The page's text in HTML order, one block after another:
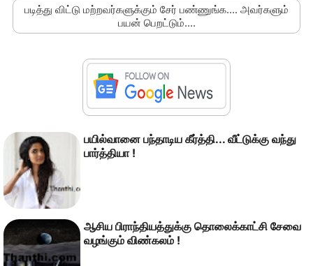
படித்து விட்டு மற்றவர்களுக்கும் சேர் பண்ணுங்க.... அவர்களும்
பயன் பெறட்டும்....
பயில்வானை பந்தாடிய கீர்த்தி... வீட்டுக்கு வந்து
பார்த்தியா !
ஆசிய பிராந்­தி­யத்­துக்கு தொலைக்­காட்சி சேவை
வழங்கும் விண்­கலம் !